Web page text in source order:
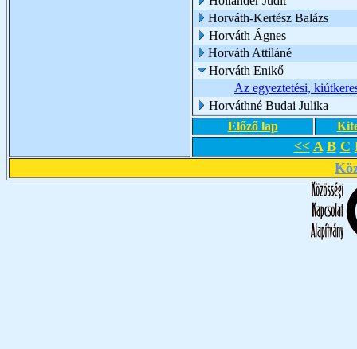
Horváth-Kertész Balázs
Horváth Ágnes
Horváth Attiláné
Horváth Enikő
Az egyeztetési,
Horváthné Budai Julika
Előző lap
<< A B C